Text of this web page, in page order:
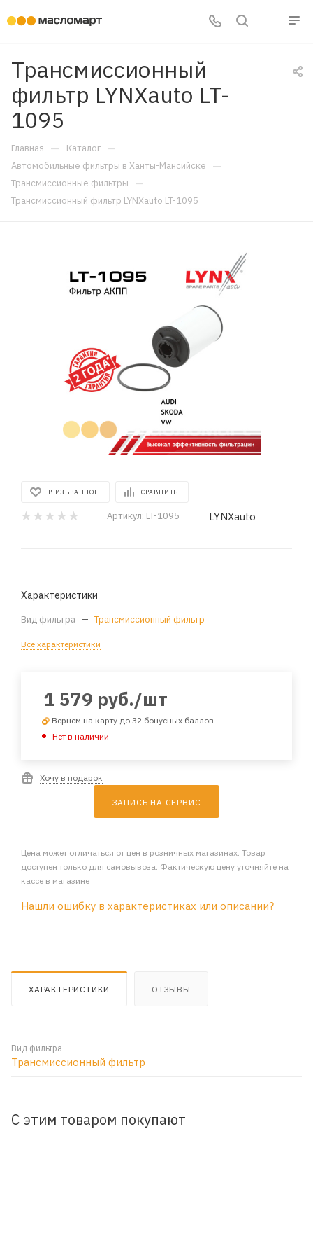
Трансмиссионный
фильтр LYNXauto LT-
1095
Главная — Каталог —
Автомобильные фильтры в Ханты-Мансийске —
Трансмиссионные фильтры —
Трансмиссионный фильтр LYNXauto LT-1095
В ИЗБРАННОЕ СРАВНИТЬ
Артикул: LT-1095 LYNXauto
Характеристики
Вид фильтра — Трансмиссионный фильтр
Все характеристики
1 579 руб./шт
Вернем на карту до 32 бонусных баллов
Нет в наличии
Хочу в подарок
ЗАПИСЬ НА СЕРВИС
Цена может отличаться от цен в розничных магазинах. Товар
доступен только для самовывоза. Фактическую цену уточняйте на
кассе в магазине
Нашли ошибку в характеристиках или описании?
ХАРАКТЕРИСТИКИ ОТЗЫВЫ
Вид фильтра
Трансмиссионный фильтр
С этим товаром покупают